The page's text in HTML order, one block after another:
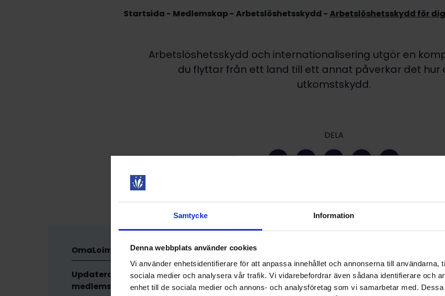
Samtycke Information
Denna webbplats använder cookies
Vi använder enhetsidentifierare för att anpassa innehållet och annonserna till användarna,
sociala medier och analysera vår trafik. Vi vidarebefordrar även sådana identifierare och
enhet till de sociala medier och annons- och analysföretag som vi samarbetar med.
Startsida Medlemskap Arbetslöshetsskydd Arbetslöshetsskydd för
Arbetslöshetsskydd och internationalisering utgör en
du flyttar från ett land till ett annat påverkar det hur
utkomstskydd.
DELA
OmaLoimu e-tjänst
Updatera dina
medlemsuppgifter
Finska arbetslöshetsförmåner betalas endast till
jobbsökningsresa i ett annat EU/EES-land.
När du vill resa till ett annat land för att söka
kontaktar de myndigheter som ansvarar för